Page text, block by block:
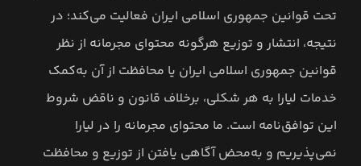
تحت قوانین جمهوری اسلامی ایران فعالیت می‌کند؛ در
نتیجه، انتشار و توزیع هرگونه محتوای مجرمانه از نظر
قوانین جمهوری اسلامی ایران یا محافظت از آن به‌کمک
خدمات لیارا به هر شکلی، برخلاف قانون و ناقض شروط
این توافق‌نامه است. ما محتوای مجرمانه را در لیارا
نمی‌پذیریم و به‌محض آگاهی یافتن از توزیع و محافظت